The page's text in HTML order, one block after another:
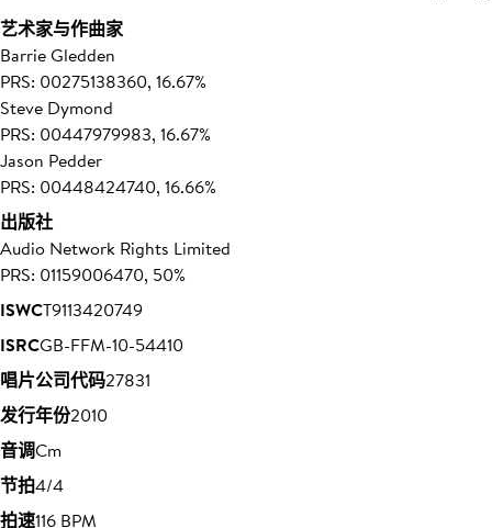
艺术家与作曲家
Barrie Gledden
PRS: 00275138360, 16.67%
Steve Dymond
PRS: 00447979983, 16.67%
Jason Pedder
PRS: 00448424740, 16.66%
出版社
Audio Network Rights Limited
PRS: 01159006470, 50%
ISWCT9113420749
ISRCGB-FFM-10-54410
唱片公司代码27831
发行年份2010
音调Cm
节拍4/4
拍速116 BPM